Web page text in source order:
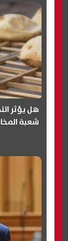
هل يؤثر
شعبة